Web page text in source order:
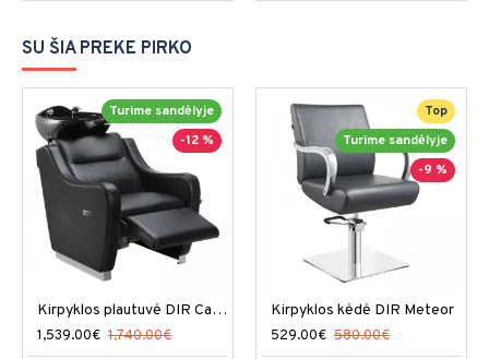
SU ŠIA PREKE PIRKO
Turime sandėlyje
-12 %
Kirpyklos plautuvė DIR Callisto
1,539.00€ 1,740.00€
Top
Turime sandėlyje
-9 %
Kirpyklos kėdė DIR Meteor
529.00€ 580.00€